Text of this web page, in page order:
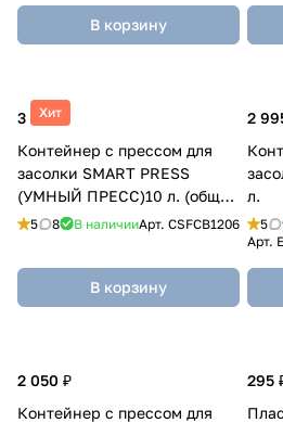
В корзину
Хит
3 205 ₽
Контейнер с прессом для
засолки SMART PRESS
(УМНЫЙ ПРЕСС)10 л. (общий
12 л.)
5 8 В наличииАрт. CSFCB1206
В корзину
2
л.
5
Арт.
2 050 ₽
Контейнер с прессом для
295